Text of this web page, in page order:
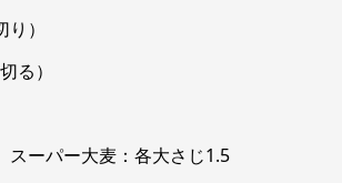
）
る）
スーパー大麦：各大さじ1.5